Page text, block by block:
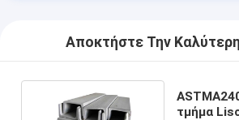
Αποκτήστε Την Καλύτερη
τμήμα